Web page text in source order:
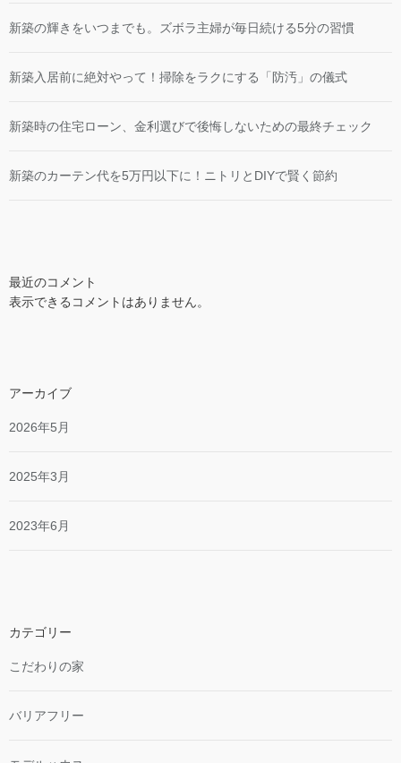
新築の輝きをいつまでも。ズボラ主婦が毎日続ける5分の習慣
新築入居前に絶対やって！掃除をラクにする「防汚」の儀式
新築時の住宅ローン、金利選びで後悔しないための最終チェック
新築のカーテン代を5万円以下に！ニトリとDIYで賢く節約
最近のコメント
表示できるコメントはありません。
アーカイブ
2026年5月
2025年3月
2023年6月
カテゴリー
こだわりの家
バリアフリー